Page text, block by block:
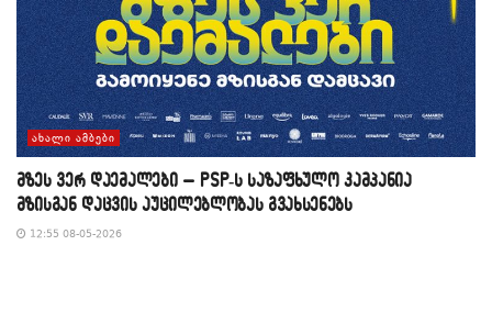
ᲐᲮᲐᲚᲘ ᲐᲛᲑᲔᲑᲘ
მზეს ვერ დაემალები – PSP-ს საზაფხულო კამპანია
მზისგან დაცვის აუცილებლობას გვახსენებს
12:55 08-05-2026